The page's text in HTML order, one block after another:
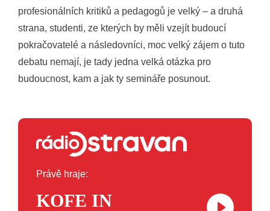
profesionálních kritiků a pedagogů je velký – a druhá
strana, studenti, ze kterých by měli vzejít budoucí
pokračovatelé a následovníci, moc velký zájem o tuto
debatu nemají, je tady jedna velká otázka pro
budoucnost, kam a jak ty semináře posunout.
Právě hraje:
KOFE IN